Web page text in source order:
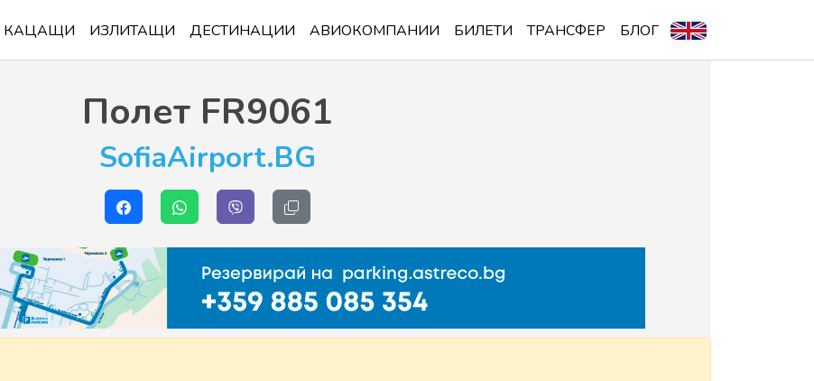
КАЦАЩИ ИЗЛИТАЩИ ДЕСТИНАЦИИ АВИОКОМПАНИИ БИЛЕТИ ТРАНСФЕР БЛОГ
Полет FR9061
SofiaAirport.BG